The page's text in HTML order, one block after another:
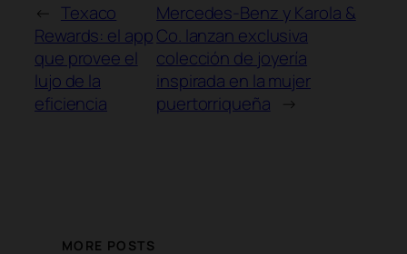
←
Texaco
Rewards: el app
que provee el
lujo de la
eficiencia
Mercedes-Benz y Karola &
Co. lanzan exclusiva
colección de joyería
inspirada en la mujer
puertorriqueña
→
MORE POSTS